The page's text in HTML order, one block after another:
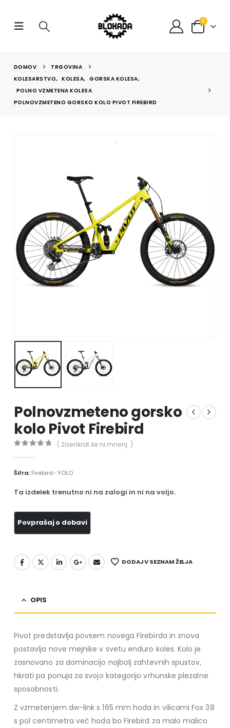
0
DOMOV
TRGOVINA
KOLESARSTVO, KOLESA, GORSKA KOLESA,
POLNO VZMETENA KOLESA
POLNOVZMETENO GORSKO KOLO PIVOT FIREBIRD
Polnovzmeteno gorsko
kolo Pivot Firebird
( Zaenkrat še ni mnenj. )
Šifra: Firebird- YOLO
Ta izdelek trenutno ni na zalogi in ni na voljo.
DODAJ V SEZNAM ŽELJA
OPIS
Pivot predstavlja povsem novega Firebirda in znova
postavlja nove mejnike v svetu enduro koles. Kolo je
zasnovano za dominacijo najbolj zahtevnih spustov,
hkrati pa ponuja za svojo kategorijo vrhunske plezalne
sposobnosti.
Z vzmetenjem dw-link s 165 mm hoda in vilicami Fox 38
s pol centimetra več hoda bo Firebird za malo malico